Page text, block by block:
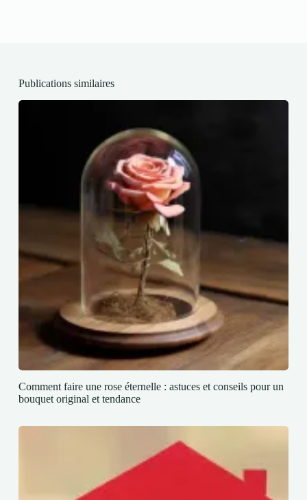
Publications similaires
Comment faire une rose éternelle : astuces et conseils pour un
bouquet original et tendance